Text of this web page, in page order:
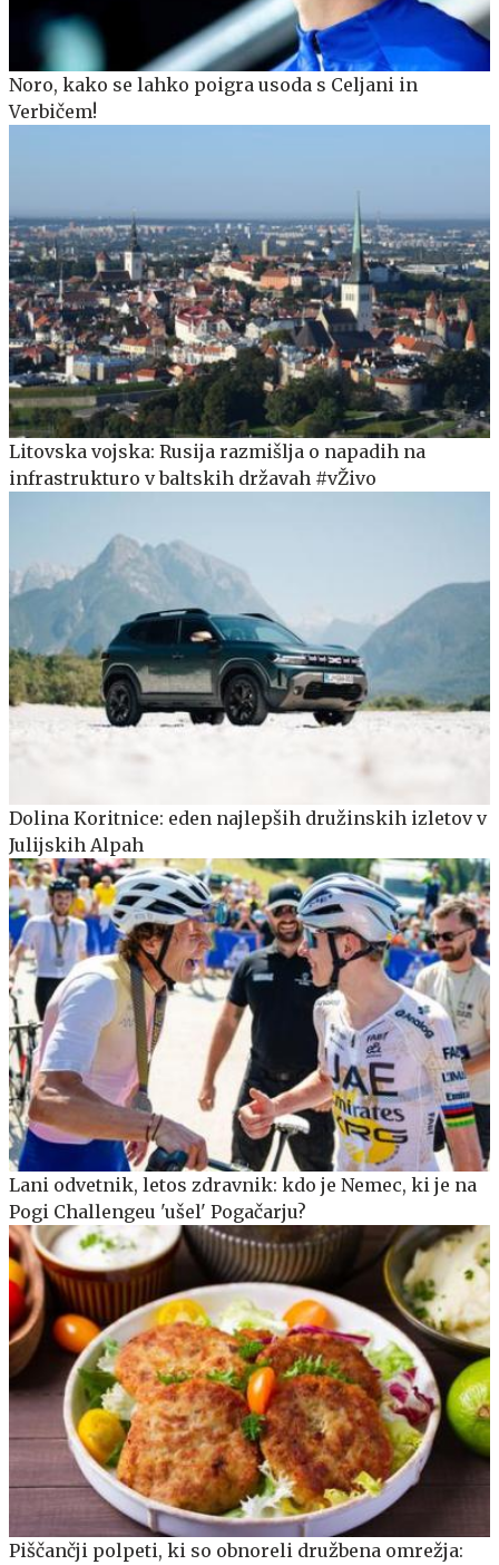
Noro, kako se lahko poigra usoda s Celjani in
Verbičem!
Litovska vojska: Rusija razmišlja o napadih na
infrastrukturo v baltskih državah #vŽivo
Dolina Koritnice: eden najlepših družinskih izletov v
Julijskih Alpah
Lani odvetnik, letos zdravnik: kdo je Nemec, ki je na
Pogi Challengeu 'ušel' Pogačarju?
Piščančji polpeti, ki so obnoreli družbena omrežja: